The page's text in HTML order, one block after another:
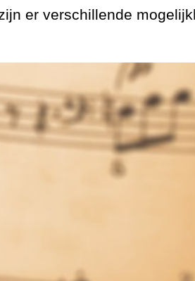
er verschillende